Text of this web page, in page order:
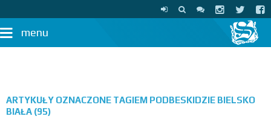
menu
ARTYKUŁY OZNACZONE TAGIEM PODBESKIDZIE BIELSKO
BIAŁA (95)